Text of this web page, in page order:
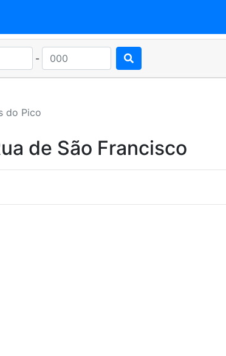
-
do Pico
de São Francisco